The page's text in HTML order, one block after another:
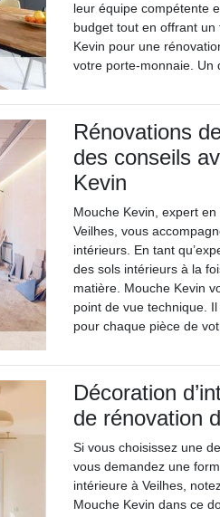
leur équipe compétente
budget tout en offrant
Kevin pour une
votre porte-monnaie. Un
Rénovations
des conseils
Kevin
Mouche Kevin, expert
Veilhes, vous
intérieurs. En tant
des sols intérieurs à la
matière. Mouche Kevin
point de vue technique.
pour chaque pièce de
Décoration
de rénovation
Si vous choisissez une
vous demandez une
intérieure à Veilhes,
Mouche Kevin dans ce